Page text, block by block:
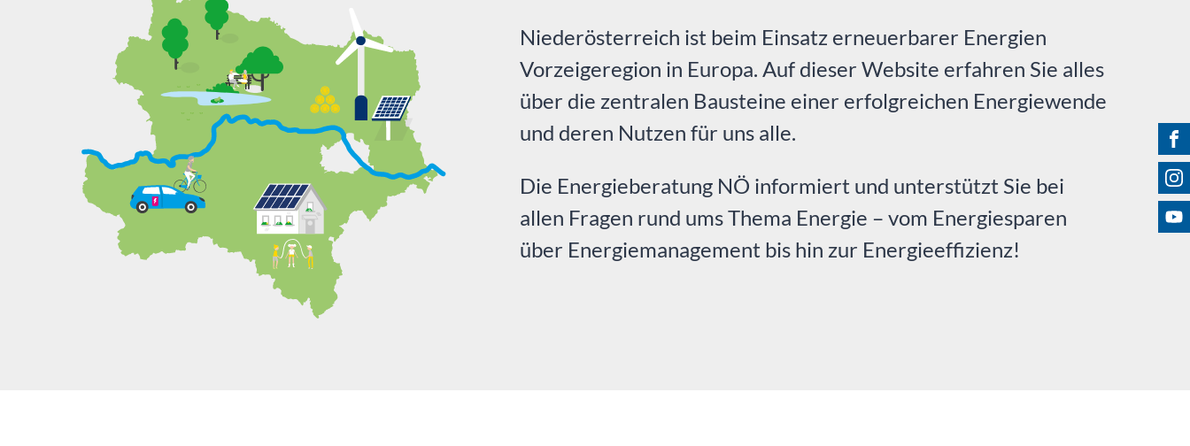
Niederösterreich ist beim Einsatz erneuerbarer Energien
Vorzeigeregion in Europa. Auf dieser Website erfahren Sie alles
über die zentralen Bausteine einer erfolgreichen Energiewende
und deren Nutzen für uns alle.
Die Energieberatung NÖ informiert und unterstützt Sie bei
allen Fragen rund ums Thema Energie – vom Energiesparen
über Energiemanagement bis hin zur Energieeffizienz!